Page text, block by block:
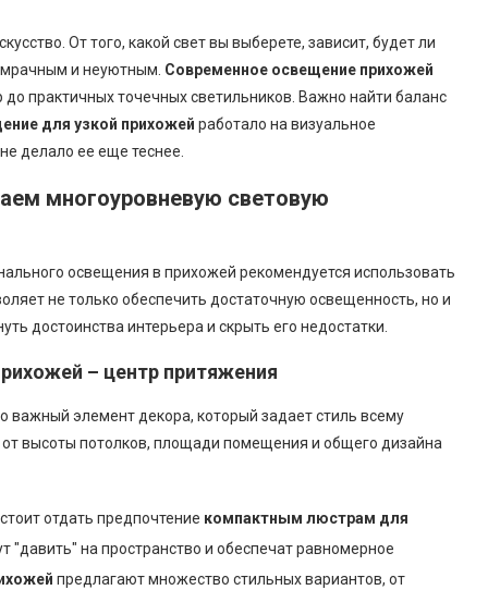
От того, какой свет вы выберете, зависит, будет ли
и неуютным. Современное освещение прихожей
практичных точечных светильников. Важно найти баланс
для узкой прихожей работало на визуальное
делало ее еще теснее.
многоуровневую световую
освещения в прихожей рекомендуется использовать
не только обеспечить достаточную освещенность, но и
достоинства интерьера и скрыть его недостатки.
– центр притяжения
важный элемент декора, который задает стиль всему
высоты потолков, площади помещения и общего дизайна
отдать предпочтение компактным люстрам для
на пространство и обеспечат равномерное
предлагают множество стильных вариантов, от